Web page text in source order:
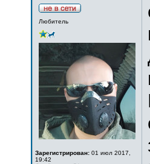
Любитель
Зарегистрирован: 01 июл 2017,
19:42